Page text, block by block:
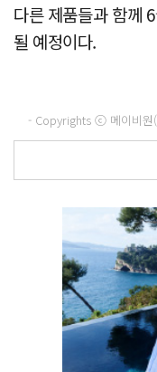
다른 제품들과 함께
될 예정이다.
- Copyrights ⓒ 메이비원(